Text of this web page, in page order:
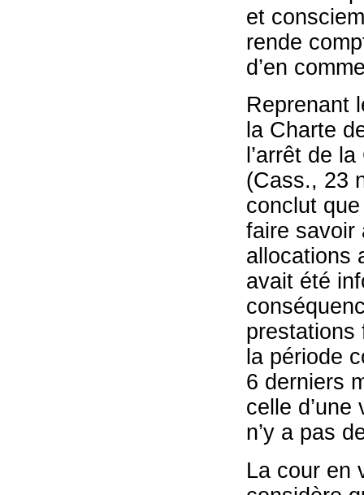
et
rende
d’en
Reprenant
la Charte
l’arrêt de
(Cass., 23
conclut
faire savoir
allocations
avait été
prestations
la période
6 derniers
celle
n’y a pas
La cour en